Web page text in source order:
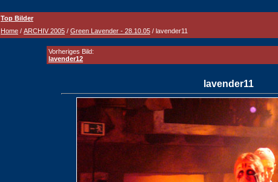
Top Bilder
Home / ARCHIV 2005 / Green Lavender - 28.10.05 / lavender11
Vorheriges Bild:
lavender12
lavender11